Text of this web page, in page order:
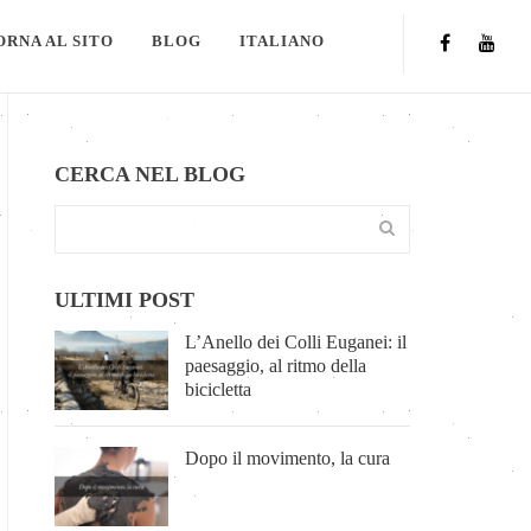
AL SITO BLOG ITALIANO
CERCA NEL BLOG
ULTIMI POST
L’Anello dei Colli Euganei: il
paesaggio, al ritmo della
bicicletta
Dopo il movimento, la cura